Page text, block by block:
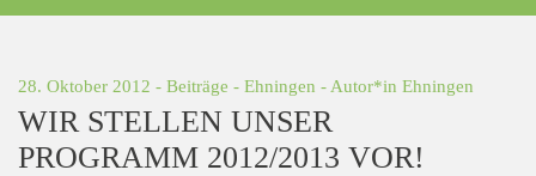
28. Oktober 2012 - Beiträge - Ehningen - Autor*in Ehningen
WIR STELLEN UNSER
PROGRAMM 2012/2013 VOR!